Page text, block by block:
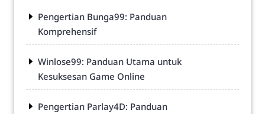
Pengertian Bunga99: Panduan
Komprehensif
Winlose99: Panduan Utama untuk
Kesuksesan Game Online
Pengertian Parlay4D: Panduan